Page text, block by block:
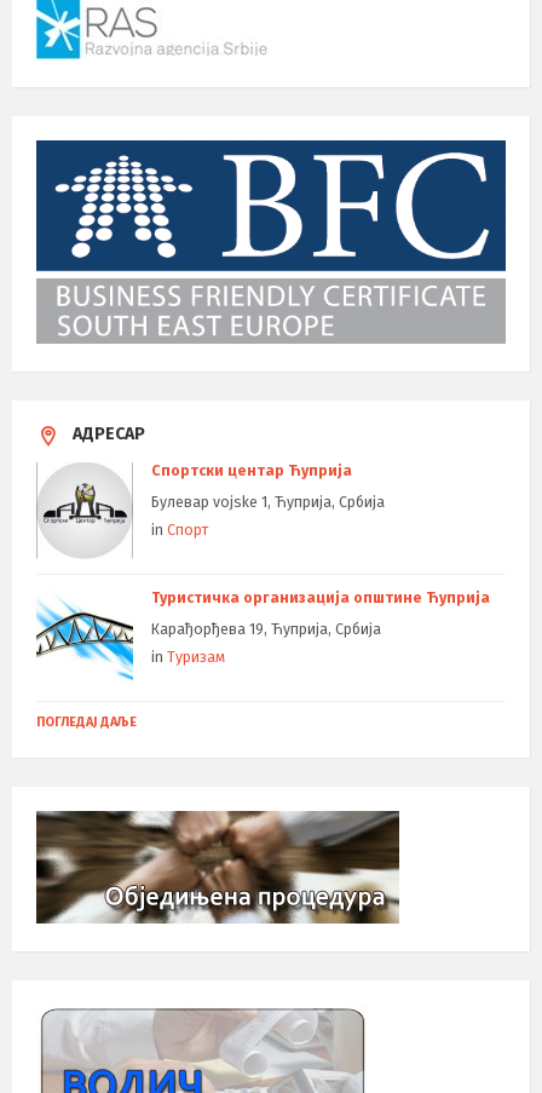
АДРЕСАР
Спортски центар Ћуприја
Булевар vojske 1, Ћуприја, Србија
in Спорт
Туристичка организација општине Ћуприја
Карађорђева 19, Ћуприја, Србија
in Туризам
ПОГЛЕДАЈ ДАЉЕ